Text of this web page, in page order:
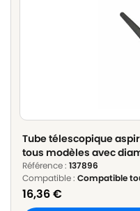
Tube télescopique
tous modèles avec
32mm Longueur 60cm à
Référence : 137896
Compatible : Compatible
16,36€